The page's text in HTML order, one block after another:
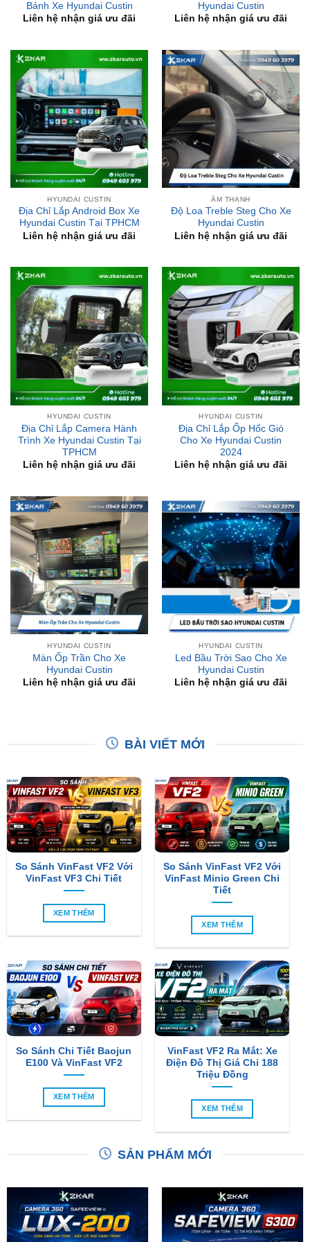
HYUNDAI CUSTIN
Địa Chỉ Lắp Android Box Xe
Hyundai Custin Tại TPHCM
Liên hệ nhận giá ưu đãi
ÂM THANH
Độ Loa Treble Steg Cho Xe
Hyundai Custin
Liên hệ nhận giá ưu đãi
HYUNDAI CUSTIN
Địa Chỉ Lắp Camera Hành
Trình Xe Hyundai Custin Tại
TPHCM
Liên hệ nhận giá ưu đãi
HYUNDAI CUSTIN
Địa Chỉ Lắp Ốp Hốc Gió
Cho Xe Hyundai Custin
2024
Liên hệ nhận giá ưu đãi
HYUNDAI CUSTIN
Màn Ốp Trần Cho Xe
Hyundai Custin
Liên hệ nhận giá ưu đãi
HYUNDAI CUSTIN
Led Bầu Trời Sao Cho Xe
Hyundai Custin
Liên hệ nhận giá ưu đãi
So Sánh VinFast VF2 Với
VinFast VF3 Chi Tiết
XEM THÊM
So Sánh VinFast VF2 Với
VinFast Minio Green Chi
Tiết
XEM THÊM
So Sánh Chi Tiết Baojun
E100 Và VinFast VF2
XEM THÊM
VinFast VF2 Ra Mắt: Xe
Điện Đô Thị Giá Chỉ 188
Triệu Đồng
XEM THÊM
SẢN PHẨM MỚI